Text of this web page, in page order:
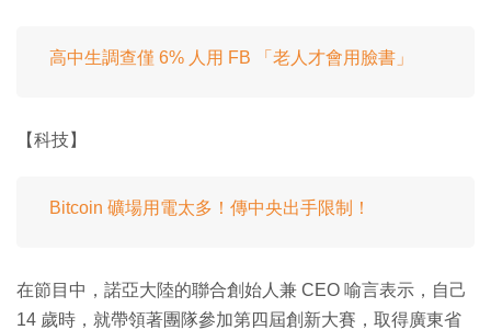
高中生調查僅 6% 人用 FB 「老人才會用臉書」
【科技】
Bitcoin 礦場用電太多！傳中央出手限制！
在節目中，諾亞大陸的聯合創始人兼 CEO 喻言表示，自己
14 歲時，就帶領著團隊參加第四屆創新大賽，取得廣東省